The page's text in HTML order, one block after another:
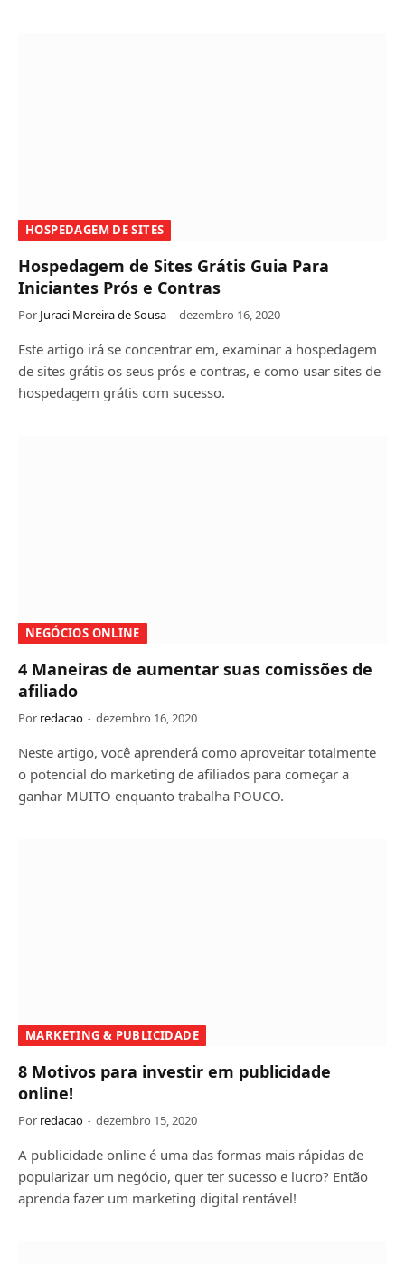
HOSPEDAGEM DE SITES
Hospedagem de Sites Grátis Guia Para
Iniciantes Prós e Contras
Por Juraci Moreira de Sousa dezembro 16, 2020
Este artigo irá se concentrar em, examinar a hospedagem
de sites grátis os seus prós e contras, e como usar sites de
hospedagem grátis com sucesso.
NEGÓCIOS ONLINE
4 Maneiras de aumentar suas comissões de
afiliado
Por redacao dezembro 16, 2020
Neste artigo, você aprenderá como aproveitar totalmente
o potencial do marketing de afiliados para começar a
ganhar MUITO enquanto trabalha POUCO.
MARKETING & PUBLICIDADE
8 Motivos para investir em publicidade
online!
Por redacao dezembro 15, 2020
A publicidade online é uma das formas mais rápidas de
popularizar um negócio, quer ter sucesso e lucro? Então
aprenda fazer um marketing digital rentável!